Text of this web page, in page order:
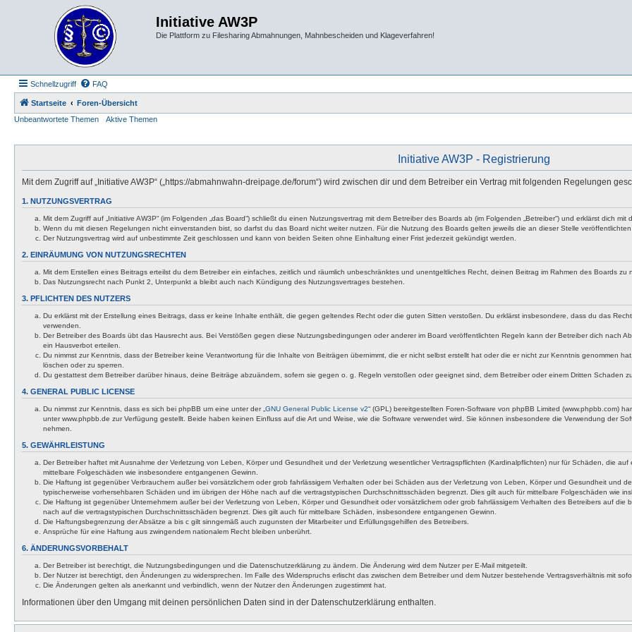
Initiative AW3P
Die Plattform zu Filesharing Abmahnungen, Mahnbescheiden und Klageverfahren!
Schnellzugriff FAQ
Startseite
Foren-Übersicht
Unbeantwortete Themen
Aktive Themen
Initiative AW3P - Registrierung
Mit dem Zugriff auf „Initiative AW3P“ („https://abmahnwahn-dreipage.de/forum“) wird zwischen dir und dem Betreiber ein Vertrag mit folgenden Regelungen
1. NUTZUNGSVERTRAG
Mit dem Zugriff auf „Initiative AW3P“ (im Folgenden „das Board“) schließt du einen Nutzungsvertrag mit dem Betreiber des Boards ab (im Folgenden „Betreiber“) und erklärst dich
Wenn du mit diesen Regelungen nicht einverstanden bist, so darfst du das Board nicht weiter nutzen. Für die Nutzung des Boards gelten jeweils die an dieser Stelle veröffentlichten
Der Nutzungsvertrag wird auf unbestimmte Zeit geschlossen und kann von beiden Seiten ohne Einhaltung einer Frist jederzeit gekündigt werden.
2. EINRÄUMUNG VON NUTZUNGSRECHTEN
Mit dem Erstellen eines Beitrags erteilst du dem Betreiber ein einfaches, zeitlich und räumlich unbeschränktes und unentgeltliches Recht, deinen Beitrag im Rahmen des Boards zu
Das Nutzungsrecht nach Punkt 2, Unterpunkt a bleibt auch nach Kündigung des Nutzungsvertrages bestehen.
3. PFLICHTEN DES NUTZERS
Du erklärst mit der Erstellung eines Beitrags, dass er keine Inhalte enthält, die gegen geltendes Recht oder die guten Sitten verstoßen. Du erklärst insbesondere, dass du das
verwenden.
Der Betreiber des Boards übt das Hausrecht aus. Bei Verstößen gegen diese Nutzungsbedingungen oder anderer im Board veröffentlichten Regeln kann der Betreiber dich nach
ein Hausverbot erteilen.
Du nimmst zur Kenntnis, dass der Betreiber keine Verantwortung für die Inhalte von Beiträgen übernimmt, die er nicht selbst erstellt hat oder die er nicht zur Kenntnis genommen
löschen oder zu sperren.
Du gestattest dem Betreiber darüber hinaus, deine Beiträge abzuändern, sofern sie gegen o. g. Regeln verstoßen oder geeignet sind, dem Betreiber oder einem Dritten Schaden
4. GENERAL PUBLIC LICENSE
Du nimmst zur Kenntnis, dass es sich bei phpBB um eine unter der „ GNU General Public License v2“ (GPL) bereitgestellten Foren-Software von phpBB Limited (www.phpbb.com)
unter www.phpbb.de zur Verfügung gestellt. Beide haben keinen Einfluss auf die Art und Weise, wie die Software verwendet wird. Sie können insbesondere die Verwendung der
nehmen.
5. GEWÄHRLEISTUNG
Der Betreiber haftet mit Ausnahme der Verletzung von Leben, Körper und Gesundheit und der Verletzung wesentlicher Vertragspflichten (Kardinalpflichten) nur für Schäden, die
mittelbare Folgeschäden wie insbesondere entgangenen Gewinn.
Die Haftung ist gegenüber Verbrauchern außer bei vorsätzlichem oder grob fahrlässigem Verhalten oder bei Schäden aus der Verletzung von Leben, Körper und Gesundheit und
typischerweise vorhersehbaren Schäden und im übrigen der Höhe nach auf die vertragstypischen Durchschnittsschäden begrenzt. Dies gilt auch für mittelbare Folgeschäden wie
Die Haftung ist gegenüber Unternehmern außer bei der Verletzung von Leben, Körper und Gesundheit oder vorsätzlichem oder grob fahrlässigem Verhalten des Betreibers auf die
nach auf die vertragstypischen Durchschnittsschäden begrenzt. Dies gilt auch für mittelbare Schäden, insbesondere entgangenen Gewinn.
Die Haftungsbegrenzung der Absätze a bis c gilt sinngemäß auch zugunsten der Mitarbeiter und Erfüllungsgehilfen des Betreibers.
Ansprüche für eine Haftung aus zwingendem nationalem Recht bleiben unberührt.
6. ÄNDERUNGSVORBEHALT
Der Betreiber ist berechtigt, die Nutzungsbedingungen und die Datenschutzerklärung zu ändern. Die Änderung wird dem Nutzer per E-Mail mitgeteilt.
Der Nutzer ist berechtigt, den Änderungen zu widersprechen. Im Falle des Widerspruchs erlischt das zwischen dem Betreiber und dem Nutzer bestehende Vertragsverhältnis mit
Die Änderungen gelten als anerkannt und verbindlich, wenn der Nutzer den Änderungen zugestimmt hat.
Informationen über den Umgang mit deinen persönlichen Daten sind in der Datenschutzerklärung enthalten.